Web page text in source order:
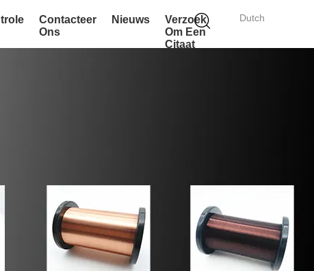
Dutch
Contacteer
Ons
Nieuws
Verzoek
Om Een
Citaat